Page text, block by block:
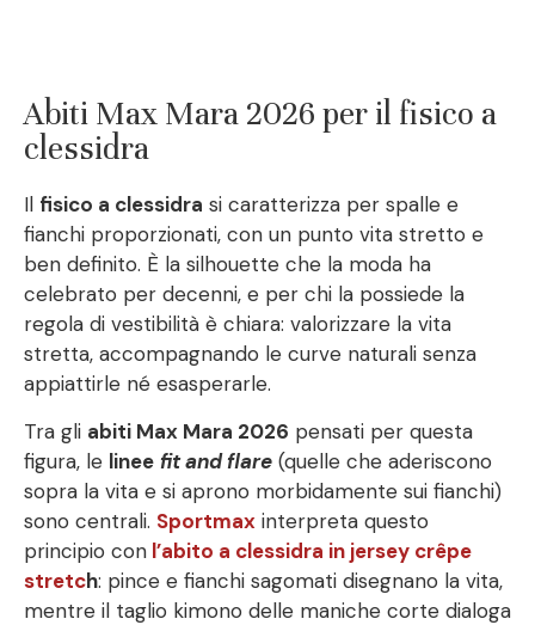
Abiti Max Mara 2026 per il fisico a
clessidra
Il fisico a clessidra si caratterizza per spalle e
fianchi proporzionati, con un punto vita stretto e
ben definito. È la silhouette che la moda ha
celebrato per decenni, e per chi la possiede la
regola di vestibilità è chiara: valorizzare la vita
stretta, accompagnando le curve naturali senza
appiattirle né esasperarle.
Tra gli abiti Max Mara 2026 pensati per questa
figura, le linee fit and flare (quelle che aderiscono
sopra la vita e si aprono morbidamente sui fianchi)
sono centrali. Sportmax interpreta questo
principio con l’abito a clessidra in jersey crêpe
stretch: pince e fianchi sagomati disegnano la vita,
mentre il taglio kimono delle maniche corte dialoga